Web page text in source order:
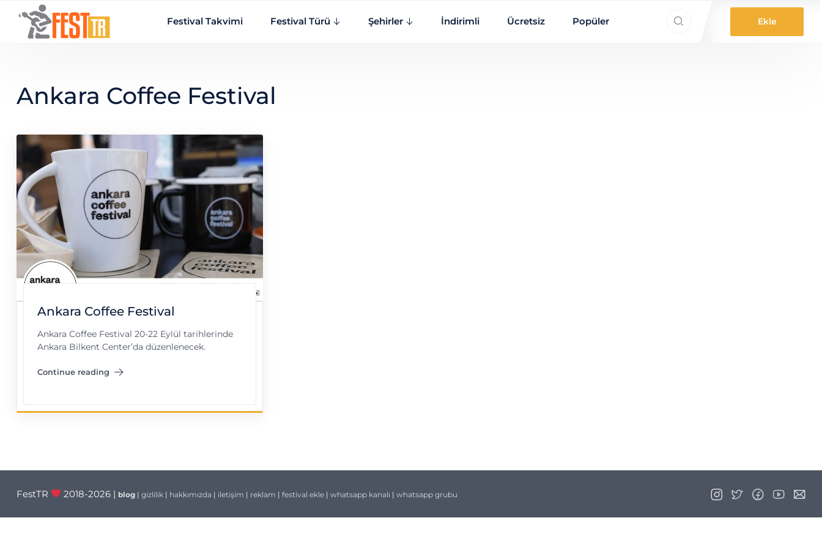
Ana içeriğe atla
Festival Takvimi
Festival Türü Şehirler İndirimli Ücretsiz Popüler Ekle
ne aradınız?
Ankara Coffee Festival
Ankara Coffee Festival
Ankara Coffee Festival 20-22 Eylül tarihlerinde
Ankara Bilkent Center’da düzenlenecek.
Continue reading
"Ankara Coffee Festival"
FestTR 2018-2026 | blog| gizlilik| hakkımızda | iletişim | reklam | festival ekle| whatsapp kanalı | whatsapp grubu